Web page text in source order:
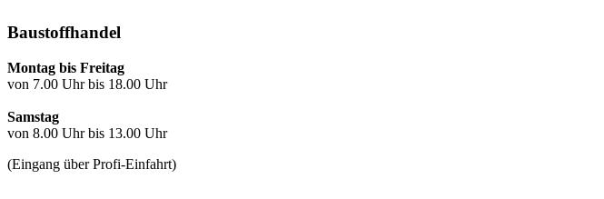
Baustoffhandel
Montag bis Freitag
von 7.00 Uhr bis 18.00 Uhr
Samstag
von 8.00 Uhr bis 13.00 Uhr
(Eingang über Profi-Einfahrt)